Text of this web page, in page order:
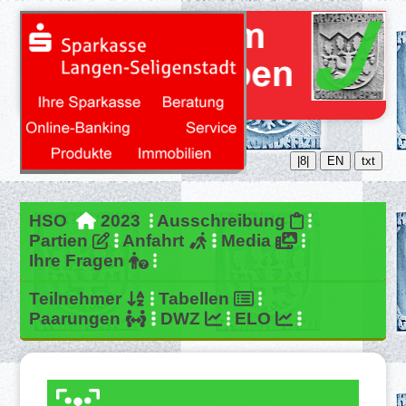
|8| EN txt
HSO 2023
Ausschreibung
Partien
Anfahrt
Media
Ihre Fragen
Teilnehmer
Tabellen
Paarungen
DWZ ELO